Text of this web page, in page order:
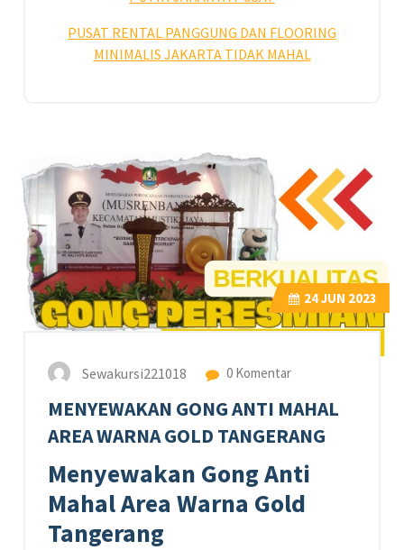
PUSAT RENTAL PANGGUNG DAN FLOORING
MINIMALIS JAKARTA TIDAK MAHAL
24JUN 2023
Sewakursi221018 0 Komentar
MENYEWAKAN GONG ANTI MAHAL
AREA WARNA GOLD TANGERANG
Menyewakan Gong Anti
Mahal Area Warna Gold
Tangerang